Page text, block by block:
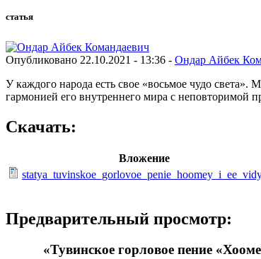
статья
Опубликовано 22.10.2021 - 13:36 - Ондар Айбек
У каждого народа есть свое «восьмое чудо
гармонией его внутреннего мира с неповторимой
Скачать:
Вложение
Предварительный просмотр:
«Тувинское горловое пение